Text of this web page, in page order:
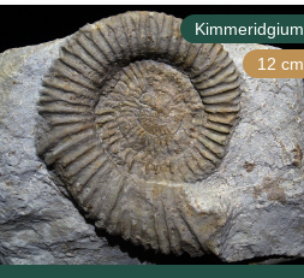
Kimmeridgium
12 cm